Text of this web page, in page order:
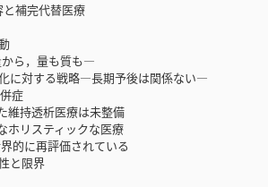
補完代替医療
ら，量も質も―
に対する戦略―長期予後は関係ない―
症
維持透析医療は未整備
ホリスティックな医療
的に再評価されている
と限界